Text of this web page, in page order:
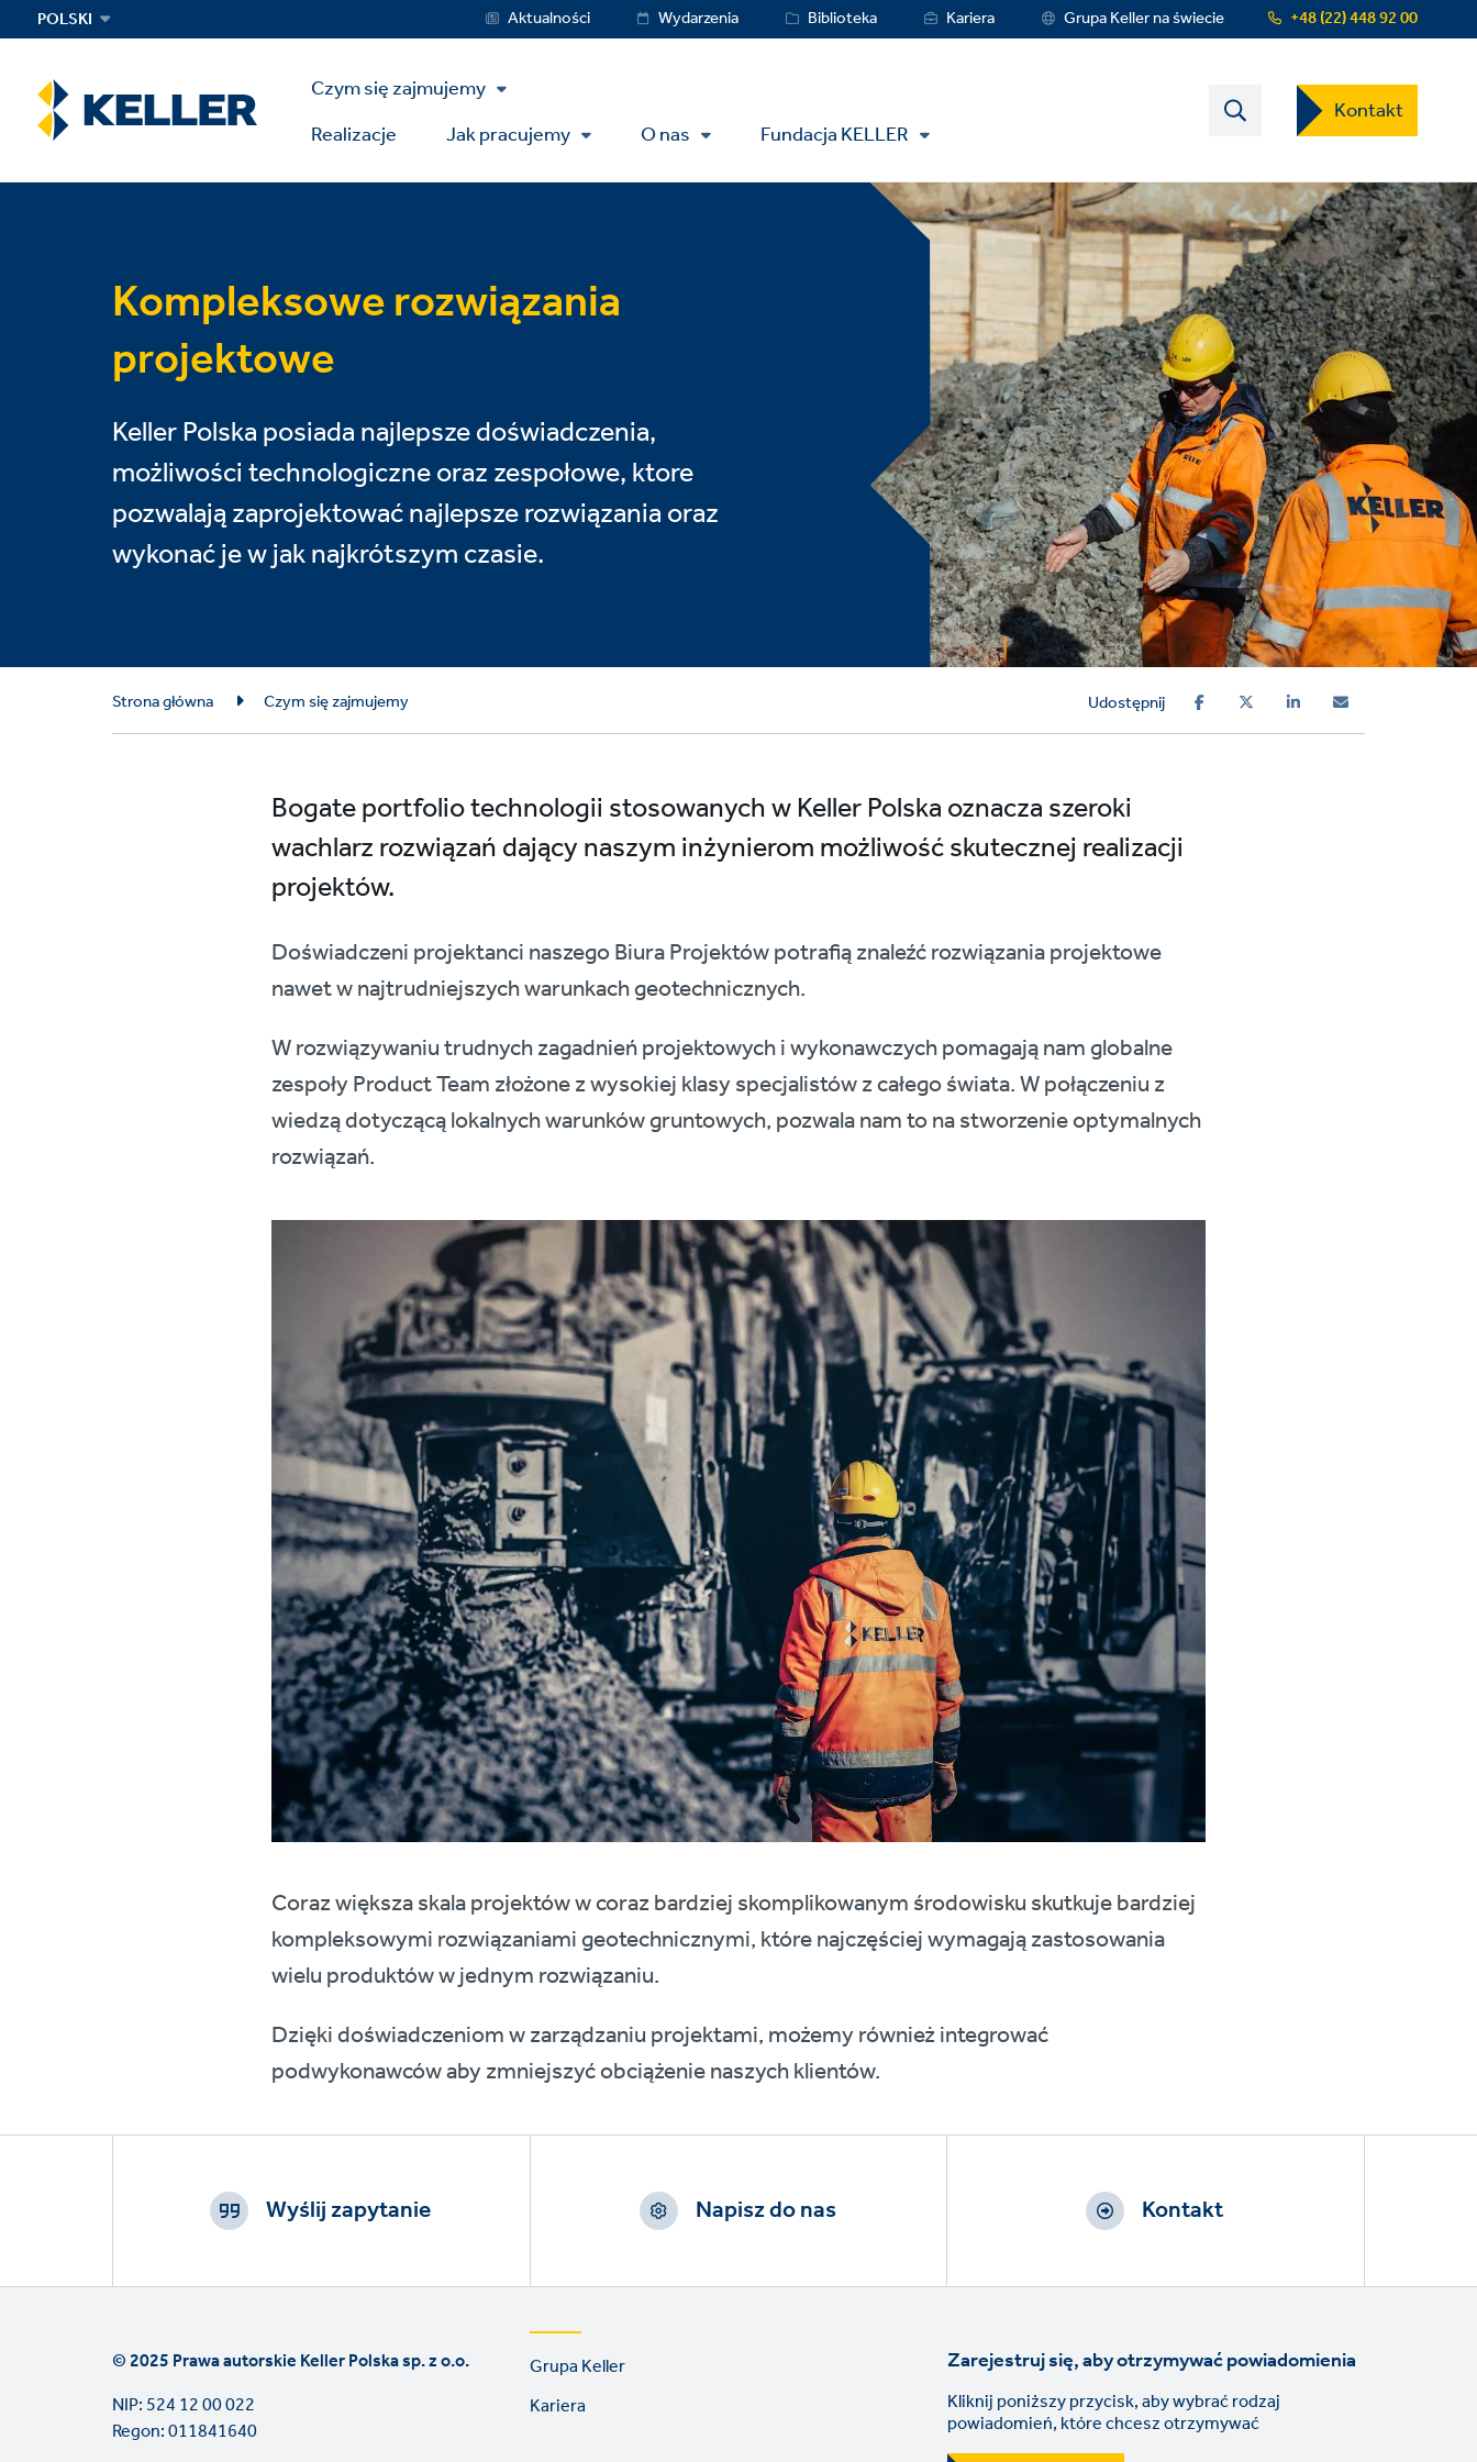
to
content
POLSKI +48 (22) 448 92 00
Service
MenuAktualności Wydarzenia Biblioteka Kariera Grupa Keller na świecie
Main
Menu
Czym się zajmujemy
Realizacje
Jak pracujemy O nas Fundacja KELLER
Contact
US
Dropdown
Kontakt
Kompleksowe rozwiązania
projektowe
Keller Polska posiada najlepsze doświadczenia,
możliwości technologiczne oraz zespołowe, ktore
pozwalają zaprojektować najlepsze rozwiązania oraz
wykonać je w jak najkrótszym czasie.
Breadcrumb
Strona główna Czym się zajmujemy Udostępnij
Bogate portfolio technologii stosowanych w Keller Polska oznacza szeroki
wachlarz rozwiązań dający naszym inżynierom możliwość skutecznej realizacji
projektów.
Doświadczeni projektanci naszego Biura Projektów potrafią znaleźć rozwiązania projektowe
nawet w najtrudniejszych warunkach geotechnicznych.
W rozwiązywaniu trudnych zagadnień projektowych i wykonawczych pomagają nam globalne
zespoły Product Team złożone z wysokiej klasy specjalistów z całego świata. W połączeniu z
wiedzą dotyczącą lokalnych warunków gruntowych, pozwala nam to na stworzenie optymalnych
rozwiązań.
Coraz większa skala projektów w coraz bardziej skomplikowanym środowisku skutkuje bardziej
kompleksowymi rozwiązaniami geotechnicznymi, które najczęściej wymagają zastosowania
wielu produktów w jednym rozwiązaniu.
Dzięki doświadczeniom w zarządzaniu projektami, możemy również integrować
podwykonawców aby zmniejszyć obciążenie naszych klientów.
Footer
Wyślij zapytanie Napisz do nas Kontakt
© 2025 Prawa autorskie Keller Polska sp. z o.o.
NIP: 524 12 00 022
Regon: 011841640
Footer
links
Grupa Keller
Kariera
Zarejestruj się, aby otrzymywać powiadomienia
Kliknij poniższy przycisk, aby wybrać rodzaj
powiadomień, które chcesz otrzymywać